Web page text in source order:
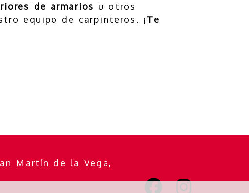
de armarios u otros
equipo de carpinteros. ¡Te
Martín de la Vega,